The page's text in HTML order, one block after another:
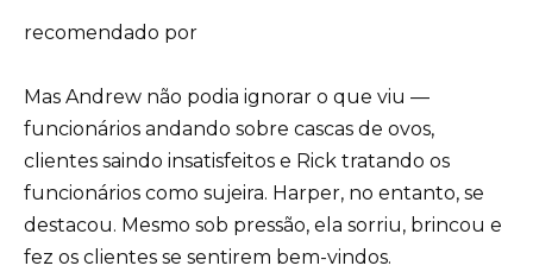
recomendado por
Mas Andrew não podia ignorar o que viu —
funcionários andando sobre cascas de ovos,
clientes saindo insatisfeitos e Rick tratando os
funcionários como sujeira. Harper, no entanto, se
destacou. Mesmo sob pressão, ela sorriu, brincou e
fez os clientes se sentirem bem-vindos.